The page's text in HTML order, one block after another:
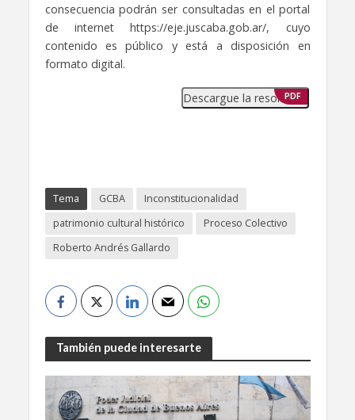
consecuencia podrán ser consultadas en el portal
de internet https://eje.juscaba.gob.ar/, cuyo
contenido es público y está a disposición en
formato digital.
Descargue la resolución
PDF
Tema GCBA
Inconstitucionalidad
patrimonio cultural histórico
Proceso Colectivo
Roberto Andrés Gallardo
También puede interesarte